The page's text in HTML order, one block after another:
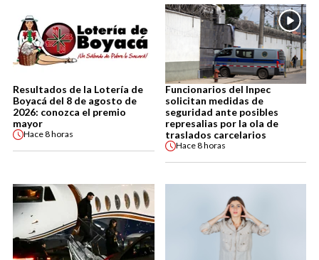
Resultados de la Lotería de
Boyacá del 8 de agosto de
2026: conozca el premio
mayor
Hace8 horas
Funcionarios del Inpec
solicitan medidas de
seguridad ante posibles
represalias por la ola de
traslados carcelarios
Hace8 horas